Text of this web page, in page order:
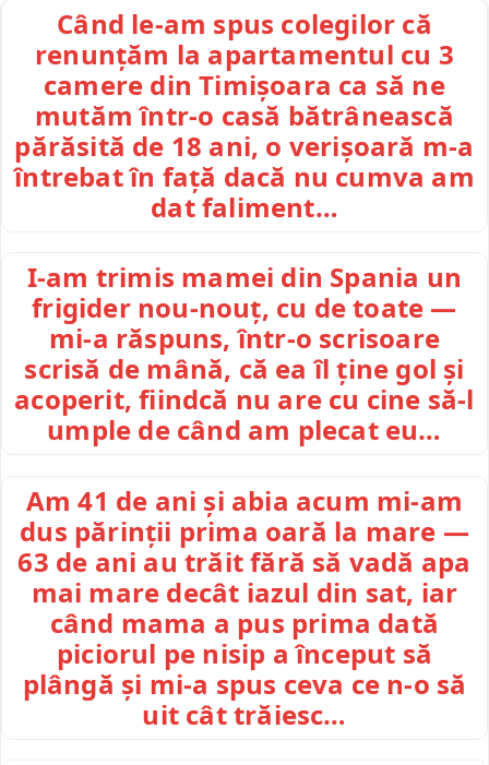
Când le-am spus colegilor că
renunțăm la apartamentul cu 3
camere din Timișoara ca să ne
mutăm într-o casă bătrânească
părăsită de 18 ani, o verișoară m-a
întrebat în față dacă nu cumva am
dat faliment…
I-am trimis mamei din Spania un
frigider nou-nouț, cu de toate —
mi-a răspuns, într-o scrisoare
scrisă de mână, că ea îl ține gol și
acoperit, fiindcă nu are cu cine să-l
umple de când am plecat eu…
Am 41 de ani și abia acum mi-am
dus părinții prima oară la mare —
63 de ani au trăit fără să vadă apa
mai mare decât iazul din sat, iar
când mama a pus prima dată
piciorul pe nisip a început să
plângă și mi-a spus ceva ce n-o să
uit cât trăiesc…